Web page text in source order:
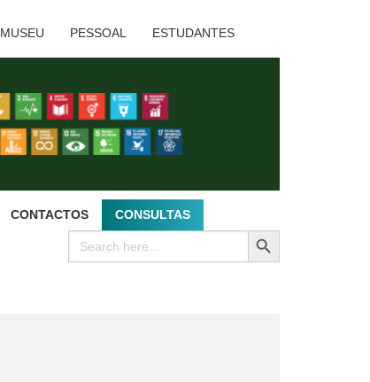
MUSEU PESSOAL ESTUDANTES
CONTACTOS CONSULTAS
Search
for:
SEARCH BUTTON